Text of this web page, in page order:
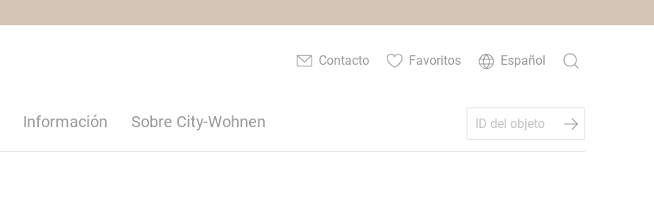
Contacto Favoritos Español
Información Sobre City-Wohnen